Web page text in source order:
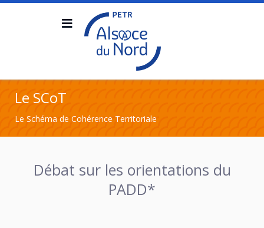
Le SCoT
Le Schéma de Cohérence Territoriale
Débat sur les orientations du
PADD*